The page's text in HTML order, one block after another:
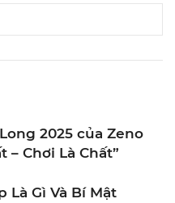
2025 của Zeno
– Chơi Là Chất”
Là Gì Và Bí Mật